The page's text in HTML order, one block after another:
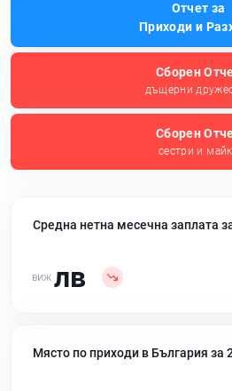
Отчет за
Приходи и
Сборен
дъщерни
Сборен
сестри и
Средна нетна месечна заплата
лв
Място по приходи в България за